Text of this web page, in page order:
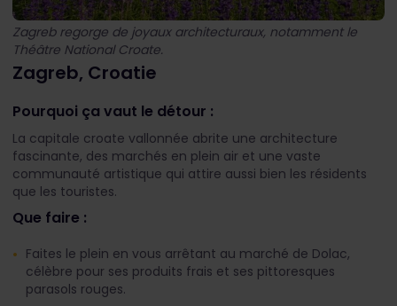
Zagreb regorge de joyaux architecturaux, notamment le
Théâtre National Croate.
Zagreb, Croatie
Pourquoi ça vaut le détour :
La capitale croate vallonnée abrite une architecture
fascinante, des marchés en plein air et une vaste
communauté artistique qui attire aussi bien les résidents
que les touristes.
Que faire :
Faites le plein en vous arrêtant au marché de Dolac,
célèbre pour ses produits frais et ses pittoresques
parasols rouges.